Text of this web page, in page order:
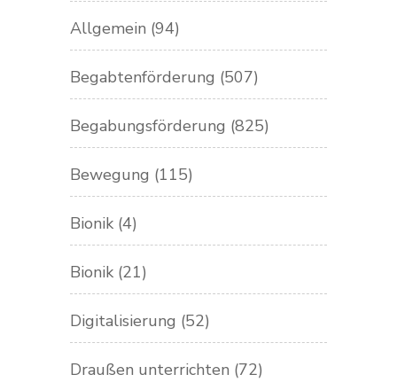
Allgemein (94)
Begabtenförderung (507)
Begabungsförderung (825)
Bewegung (115)
Bionik (4)
Bionik (21)
Digitalisierung (52)
Draußen unterrichten (72)